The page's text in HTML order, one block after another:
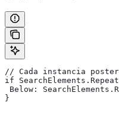
// Cada instancia
if
Below:
}